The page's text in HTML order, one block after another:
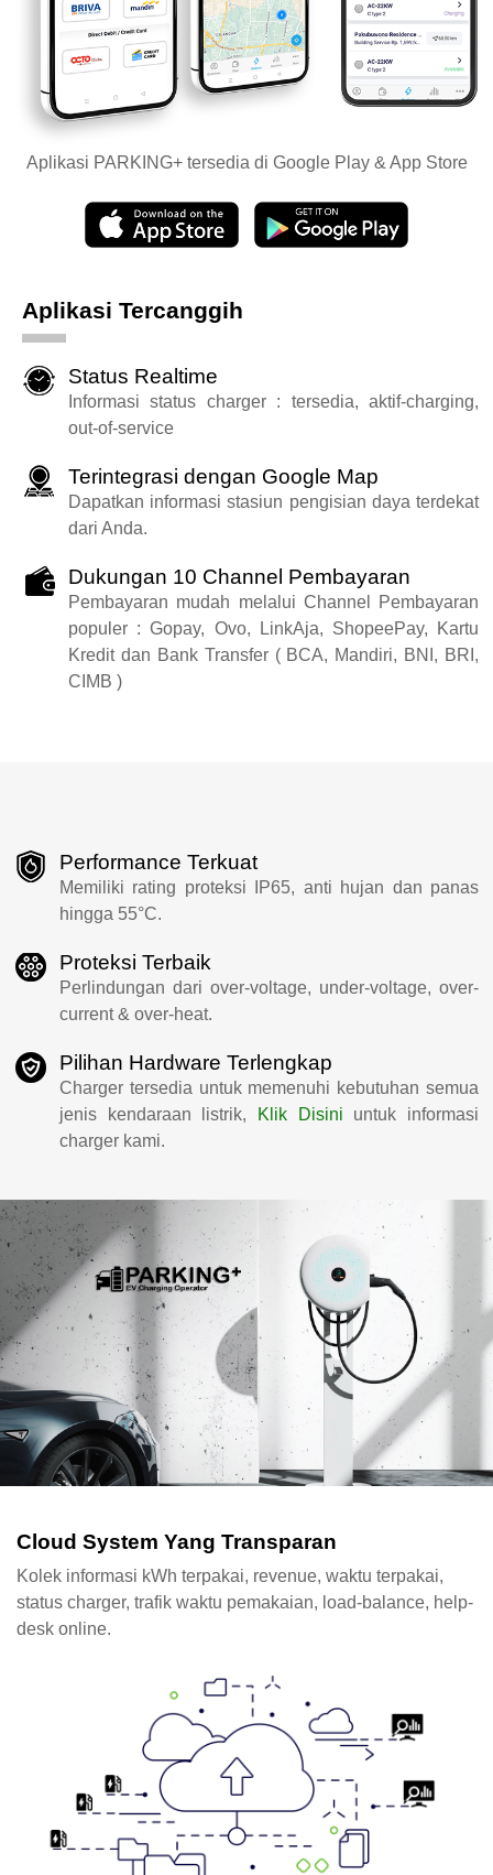
Aplikasi PARKING+ tersedia di Google Play & App Store
Aplikasi Tercanggih
Status Realtime
Informasi status charger : tersedia, aktif-charging,
out-of-service
Terintegrasi dengan Google Map
Dapatkan informasi stasiun pengisian daya terdekat
dari Anda.
Dukungan 10 Channel Pembayaran
Pembayaran mudah melalui Channel Pembayaran
populer : Gopay, Ovo, LinkAja, ShopeePay, Kartu
Kredit dan Bank Transfer ( BCA, Mandiri, BNI, BRI,
CIMB )
Performance Terkuat
Memiliki rating proteksi IP65, anti hujan dan panas
hingga 55°C.
Proteksi Terbaik
Perlindungan dari over-voltage, under-voltage, over-
current & over-heat.
Pilihan Hardware Terlengkap
Charger tersedia untuk memenuhi kebutuhan semua
jenis kendaraan listrik,
Klik Disini untuk informasi
charger kami.
Cloud System Yang Transparan
Kolek informasi kWh terpakai, revenue, waktu terpakai,
status charger, trafik waktu pemakaian, load-balance, help-
desk online.